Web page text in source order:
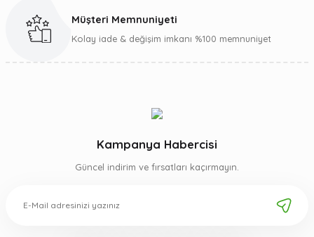
Müşteri Memnuniyeti
Kolay iade & değişim imkanı %100 memnuniyet
Kampanya Habercisi
Güncel indirim ve fırsatları kaçırmayın.